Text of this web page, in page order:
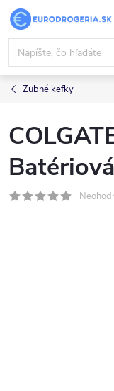
Prejsť
obsah
Zubné kefky